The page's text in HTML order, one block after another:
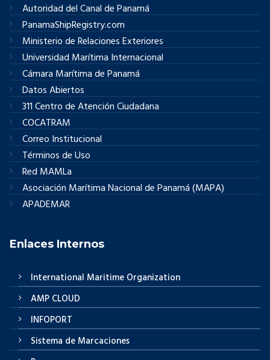
Autoridad del Canal de Panamá
PanamaShipRegistry.com
Ministerio de Relaciones Exteriores
Universidad Marítima Internacional
Cámara Marítima de Panamá
Datos Abiertos
311 Centro de Atención Ciudadana
COCATRAM
Correo Institucional
Términos de Uso
Red MAMLa
Asociación Marítima Nacional de Panamá (MAPA)
APADEMAR
Enlaces Internos
International Maritime Organization
AMP CLOUD
INFOPORT
Sistema de Marcaciones